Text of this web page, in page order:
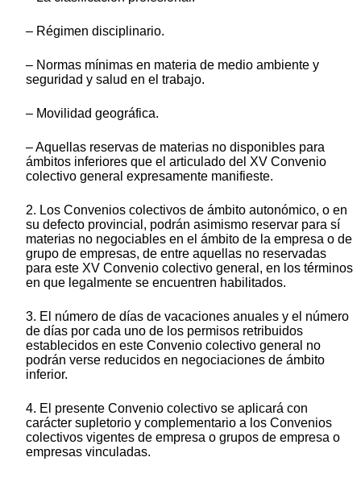
– Régimen disciplinario.
– Normas mínimas en materia de medio ambiente y
seguridad y salud en el trabajo.
– Movilidad geográfica.
– Aquellas reservas de materias no disponibles para
ámbitos inferiores que el articulado del XV Convenio
colectivo general expresamente manifieste.
2. Los Convenios colectivos de ámbito autonómico, o en
su defecto provincial, podrán asimismo reservar para sí
materias no negociables en el ámbito de la empresa o de
grupo de empresas, de entre aquellas no reservadas
para este XV Convenio colectivo general, en los términos
en que legalmente se encuentren habilitados.
3. El número de días de vacaciones anuales y el número
de días por cada uno de los permisos retribuidos
establecidos en este Convenio colectivo general no
podrán verse reducidos en negociaciones de ámbito
inferior.
4. El presente Convenio colectivo se aplicará con
carácter supletorio y complementario a los Convenios
colectivos vigentes de empresa o grupos de empresa o
empresas vinculadas.